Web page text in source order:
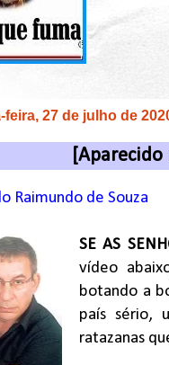
27 de julho de
Raimundo de Souza
SE AS
vídeo
botando a
país sério,
ratazanas